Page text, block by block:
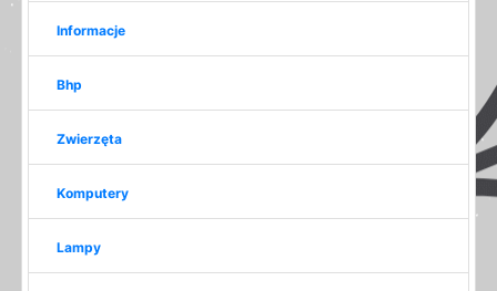
Informacje
Bhp
Zwierzęta
Komputery
Lampy